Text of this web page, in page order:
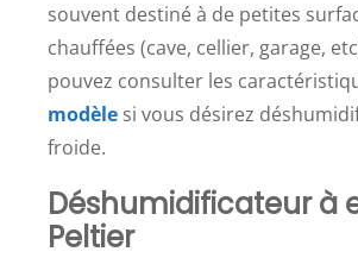
souvent destiné à de petites
chauffées (cave, cellier, garage,
pouvez consulter les
modèle si vous désirez
froide.
Déshumidificateur à
Peltier